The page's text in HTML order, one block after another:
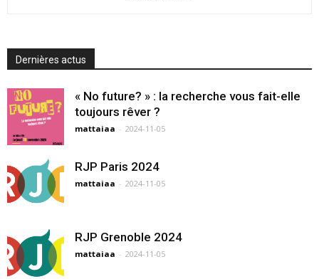
Dernières actus
« No future? » : la recherche vous fait-elle
toujours rêver ?
mattaiaa - 2024-11-05
RJP Paris 2024
mattaiaa - 2024-11-05
RJP Grenoble 2024
mattaiaa - 2024-11-05